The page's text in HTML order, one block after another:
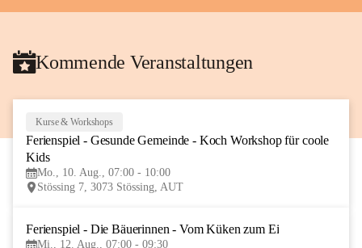
Kommende Veranstaltungen
AUG
Kurse & Workshops
Ferienspiel - Gesunde Gemeinde - Koch Workshop für coole
Kids
Mo., 10. Aug., 07:00 - 10:00
Stössing 7, 3073 Stössing, AUT
Ferienspiel - Die Bäuerinnen - Vom Küken zum Ei
Mi., 12. Aug., 07:00 - 09:30